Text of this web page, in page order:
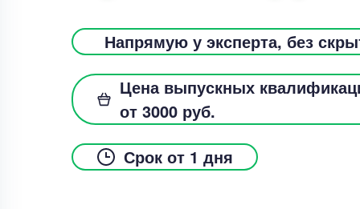
Напрямую у эксперта, без
Цена выпускных
от 3000 руб.
Срок от 1 дня